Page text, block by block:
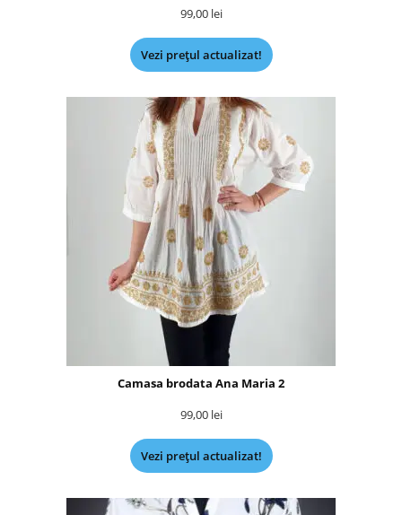
99,00 lei
Vezi prețul actualizat!
Camasa brodata Ana Maria 2
99,00 lei
Vezi prețul actualizat!